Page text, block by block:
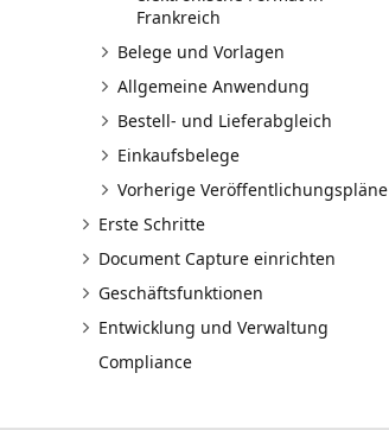
Frankreich
Belege und Vorlagen
Allgemeine Anwendung
Bestell- und Lieferabgleich
Einkaufsbelege
Vorherige Veröffentlichungspläne
Erste Schritte
Document Capture einrichten
Geschäftsfunktionen
Entwicklung und Verwaltung
Compliance